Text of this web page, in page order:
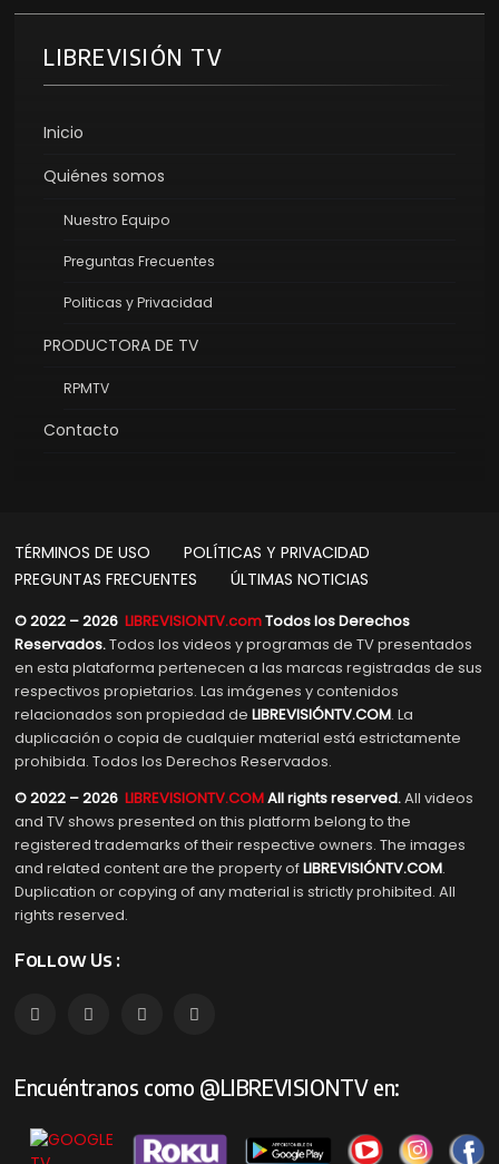
LIBREVISIÓN TV
Inicio
Quiénes somos
Nuestro Equipo
Preguntas Frecuentes
Politicas y Privacidad
PRODUCTORA DE TV
RPMTV
Contacto
TÉRMINOS DE USO
POLÍTICAS Y PRIVACIDAD
PREGUNTAS FRECUENTES
ÚLTIMAS NOTICIAS
© 2022 – 2026LIBREVISIONTV.comTodos los Derechos
Reservados.Todos los videos y programas de TV presentados
en esta plataforma pertenecen a las marcas registradas de sus
respectivos propietarios. Las imágenes y contenidos
relacionados son propiedad deLIBREVISIÓNTV.COM. La
duplicación o copia de cualquier material está estrictamente
prohibida. Todos los Derechos Reservados.
© 2022 – 2026LIBREVISIONTV.COMAll rights reserved.All videos
and TV shows presented on this platform belong to the
registered trademarks of their respective owners. The images
and related content are the property ofLIBREVISIÓNTV.COM.
Duplication or copying of any material is strictly prohibited. All
rights reserved.
Follow Us :
Encuéntranos como @LIBREVISIONTV en: